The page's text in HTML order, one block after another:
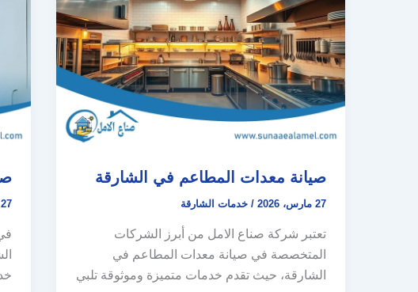
صيانة معدات المطاعم في الشارقة
27 مارس، 2026 / خدمات الشارقة
تعتبر شركة صناع الامل من أبرز الشركات
المتخصصة في صيانة معدات المطاعم في
الشارقة، حيث تقدم خدمات متميزة وموثوقة تلبي
27 مارس، 2026